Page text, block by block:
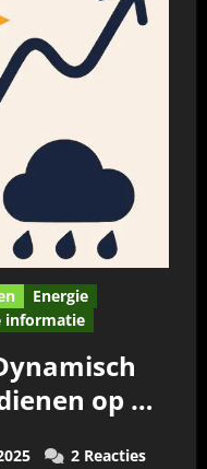
Energie
informatie
op de
2 Reacties